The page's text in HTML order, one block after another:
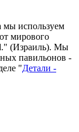
мы используем
мирового
(Израиль). Мы
павильонов -
"Детали -